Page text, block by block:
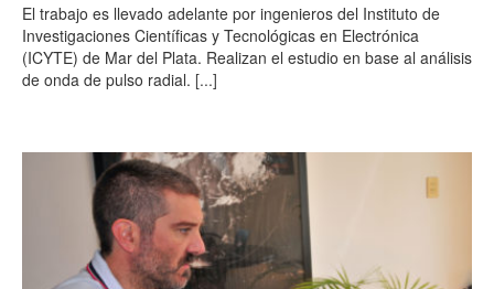
El trabajo es llevado adelante por ingenieros del Instituto de
Investigaciones Científicas y Tecnológicas en Electrónica
(ICYTE) de Mar del Plata. Realizan el estudio en base al análisis
de onda de pulso radial. [...]